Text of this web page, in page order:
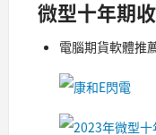
微型十年期
電腦期貨軟體推